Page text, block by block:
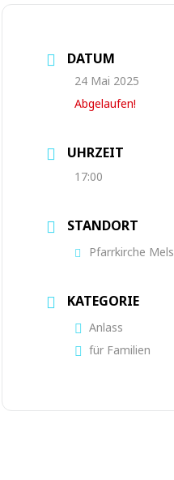
DATUM
24 Mai 2025
Abgelaufen!
UHRZEIT
17:00
STANDORT
Pfarrkirche Mels
KATEGORIE
Anlass
für Familien